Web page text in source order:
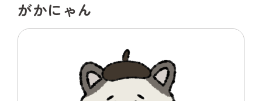
がかにゃん